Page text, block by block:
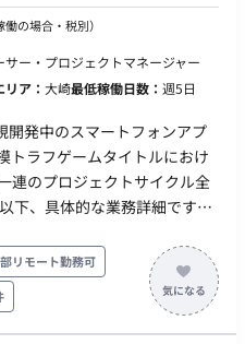
の場合・税別）
ー・プロジェクトマネージャー
リア： 大崎最低稼働日数： 週5日
開発中のスマートフォンアプ
トラフゲームタイトルにおけ
連のプロジェクトサイクル全
下、具体的な業務詳細です。
） ・開発進捗管理、タスク
ジャイル / スクラム（または
リテーション ・開発チームの
ーションの活性化 ・ゲームの
リモート勤務可